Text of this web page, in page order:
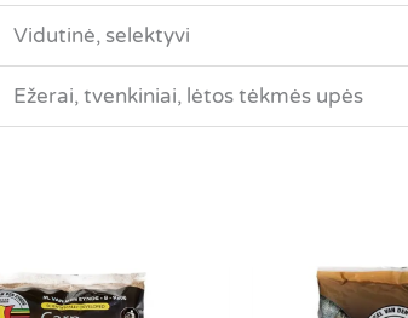
Vidutinė, selektyvi
Ežerai, tvenkiniai, lėtos tėkmės upės